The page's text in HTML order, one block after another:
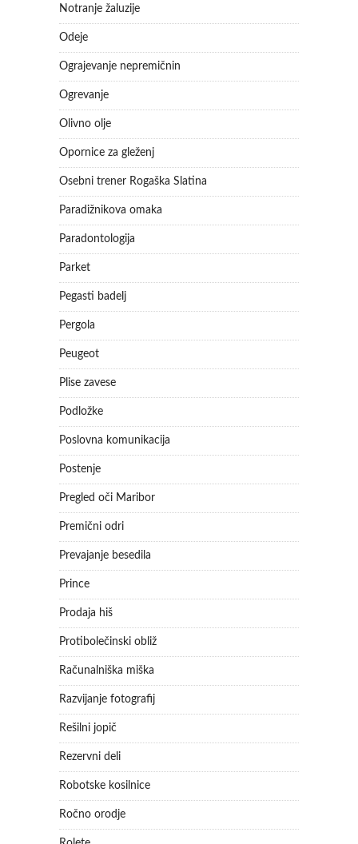
Notranje žaluzije
Odeje
Ograjevanje nepremičnin
Ogrevanje
Olivno olje
Opornice za gleženj
Osebni trener Rogaška Slatina
Paradižnikova omaka
Paradontologija
Parket
Pegasti badelj
Pergola
Peugeot
Plise zavese
Podložke
Poslovna komunikacija
Postenje
Pregled oči Maribor
Premični odri
Prevajanje besedila
Prince
Prodaja hiš
Protibolečinski obliž
Računalniška miška
Razvijanje fotografij
Rešilni jopič
Rezervni deli
Robotske kosilnice
Ročno orodje